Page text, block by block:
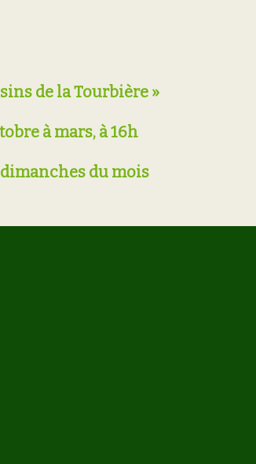
de la Tourbière »
à mars, à 16h
du mois